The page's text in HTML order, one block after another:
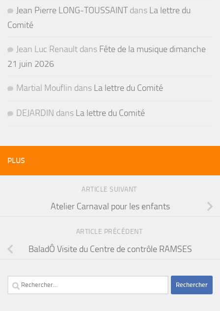
Jean Pierre LONG-TOUSSAINTdans La lettre du
Comité
Jean Luc Renault dans Fête de la musique dimanche
21 juin 2026
Martial Mouflin dans La lettre du Comité
DEJARDIN dans La lettre du Comité
PLUS
ARTICLE SUIVANT
Atelier Carnaval pour les enfants
ARTICLE PRÉCÉDENT
BaladÔ Visite du Centre de contrôle RAMSES
Rechercher :